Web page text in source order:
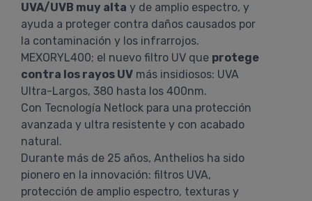
UVA/UVB muy alta y de amplio espectro, y
ayuda a proteger contra daños causados por
la contaminación y los infrarrojos.
MEXORYL400; el nuevo filtro UV que protege
contra los rayos UV más insidiosos: UVA
Ultra-Largos, 380 hasta los 400nm.
Con Tecnología Netlock para una protección
avanzada y ultra resistente y con acabado
natural.
Durante más de 25 años, Anthelios ha sido
pionero en la innovación: filtros UVA,
protección de amplio espectro, texturas y